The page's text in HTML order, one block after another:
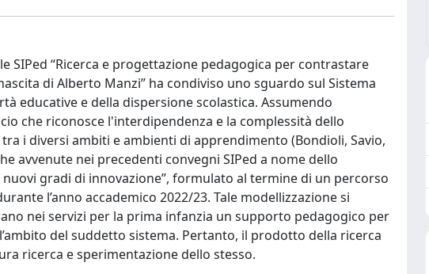
“Ricerca e progettazione pedagogica per contrastare
di Alberto Manzi” ha condiviso uno sguardo sul Sistema
educative e della dispersione scolastica. Assumendo
che riconosce l'interdipendenza e la complessità dello
i diversi ambiti e ambienti di apprendimento (Bondioli, Savio,
avvenute nei precedenti convegni SIPed a nome dello
gradi di innovazione”, formulato al termine di un percorso
l’anno accademico 2022/23. Tale modellizzazione si
nei servizi per la prima infanzia un supporto pedagogico per
del suddetto sistema. Pertanto, il prodotto della ricerca
ricerca e sperimentazione dello stesso.